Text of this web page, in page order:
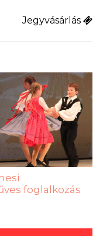
Jegyvásárlás
foglalkozás